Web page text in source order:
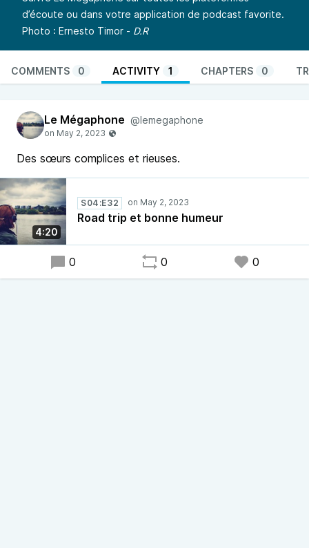
d’écoute ou dans votre application de podcast favorite.
Photo : Ernesto Timor - D.R
COMMENTS 0 ACTIVITY 1 CHAPTERS 0
Le Mégaphone @lemegaphone
Des sœurs complices et rieuses.
4:20
S04:E32
Road trip et bonne humeur
0 0 0